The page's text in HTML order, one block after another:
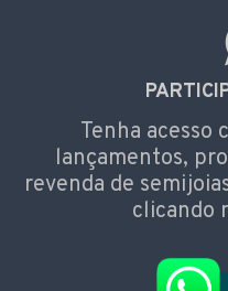
Tenha acesso
lançamentos,
revenda de
clicando